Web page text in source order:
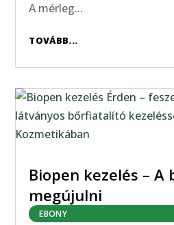
A mérleg...
TOVÁBB...
Biopen kezelés – A
megújulni
EBONY